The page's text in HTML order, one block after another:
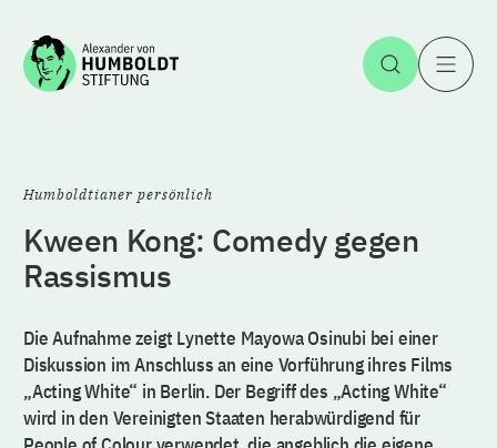
Zum Inhalt springen Suche
Humboldtianer persönlich
Kween Kong: Comedy gegen
Rassismus
Die Aufnahme zeigt Lynette Mayowa Osinubi bei einer
Diskussion im Anschluss an eine Vorführung ihres Films
„Acting White“ in Berlin. Der Begriff des „Acting White“
wird in den Vereinigten Staaten herabwürdigend für